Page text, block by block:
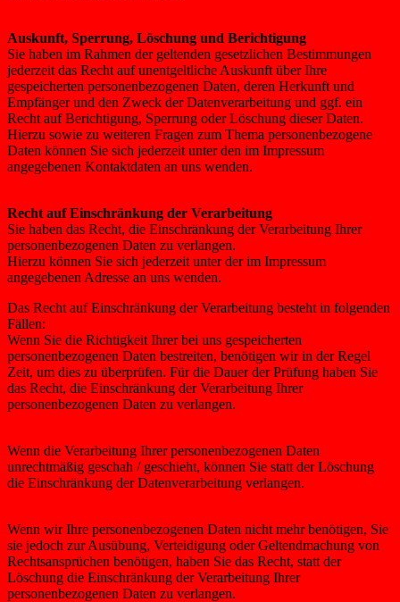
Auskunft, Sperrung, Löschung und Berichtigung
Sie haben im Rahmen der geltenden gesetzlichen Bestimmungen
jederzeit das Recht auf unentgeltliche Auskunft über Ihre
gespeicherten personenbezogenen Daten, deren Herkunft und
Empfänger und den Zweck der Datenverarbeitung und ggf. ein
Recht auf Berichtigung, Sperrung oder Löschung dieser Daten.
Hierzu sowie zu weiteren Fragen zum Thema personenbezogene
Daten können Sie sich jederzeit unter den im Impressum
angegebenen Kontaktdaten an uns wenden.
Recht auf Einschränkung der Verarbeitung
Sie haben das Recht, die Einschränkung der Verarbeitung Ihrer
personenbezogenen Daten zu verlangen.
Hierzu können Sie sich jederzeit unter der im Impressum
angegebenen Adresse an uns wenden.
Das Recht auf Einschränkung der Verarbeitung besteht in folgenden
Fällen:
Wenn Sie die Richtigkeit Ihrer bei uns gespeicherten
personenbezogenen Daten bestreiten, benötigen wir in der Regel
Zeit, um dies zu überprüfen. Für die Dauer der Prüfung haben Sie
das Recht, die Einschränkung der Verarbeitung Ihrer
personenbezogenen Daten zu verlangen.
Wenn die Verarbeitung Ihrer personenbezogenen Daten
unrechtmäßig geschah / geschieht, können Sie statt der Löschung
die Einschränkung der Datenverarbeitung verlangen.
Wenn wir Ihre personenbezogenen Daten nicht mehr benötigen, Sie
sie jedoch zur Ausübung, Verteidigung oder Geltendmachung von
Rechtsansprüchen benötigen, haben Sie das Recht, statt der
Löschung die Einschränkung der Verarbeitung Ihrer
personenbezogenen Daten zu verlangen.